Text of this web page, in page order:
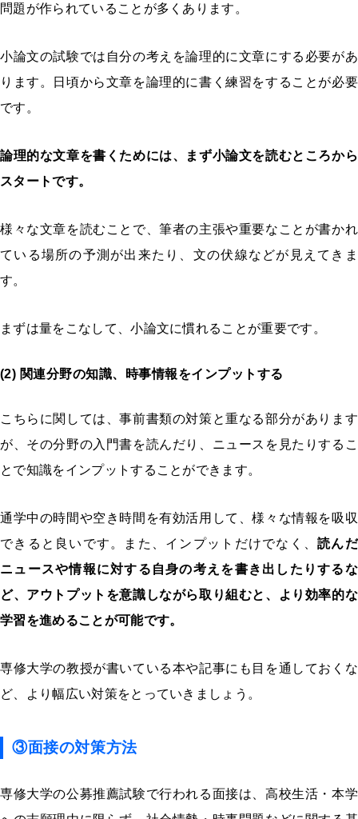
問題が作られていることが多くあります。
小論文の試験では自分の考えを論理的に文章にする必要があ
ります。日頃から文章を論理的に書く練習をすることが必要
です。
論理的な文章を書くためには、まず小論文を読むところから
スタートです。
様々な文章を読むことで、筆者の主張や重要なことが書かれ
ている場所の予測が出来たり、文の伏線などが見えてきま
す。
まずは量をこなして、小論文に慣れることが重要です。
(2) 関連分野の知識、時事情報をインプットする
こちらに関しては、事前書類の対策と重なる部分があります
が、その分野の入門書を読んだり、ニュースを見たりするこ
とで知識をインプットすることができます。
通学中の時間や空き時間を有効活用して、様々な情報を吸収
できると良いです。また、インプットだけでなく、読んだ
ニュースや情報に対する自身の考えを書き出したりするな
ど、アウトプットを意識しながら取り組むと、より効率的な
学習を進めることが可能です。
専修大学の教授が書いている本や記事にも目を通しておくな
ど、より幅広い対策をとっていきましょう。
③面接の対策方法
専修大学の公募推薦試験で行われる面接は、高校生活・本学